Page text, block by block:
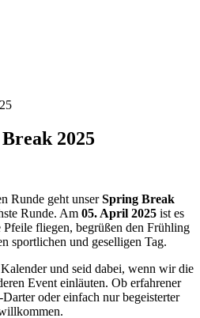
2025
Runde geht unserSpring Break
Runde. Am 05. April 2025 ist es
fliegen, begrüßen den Frühling
sportlichen und geselligen Tag.
und seid dabei, wenn wir die
Event einläuten. Ob erfahrener
oder einfach nur begeisterter